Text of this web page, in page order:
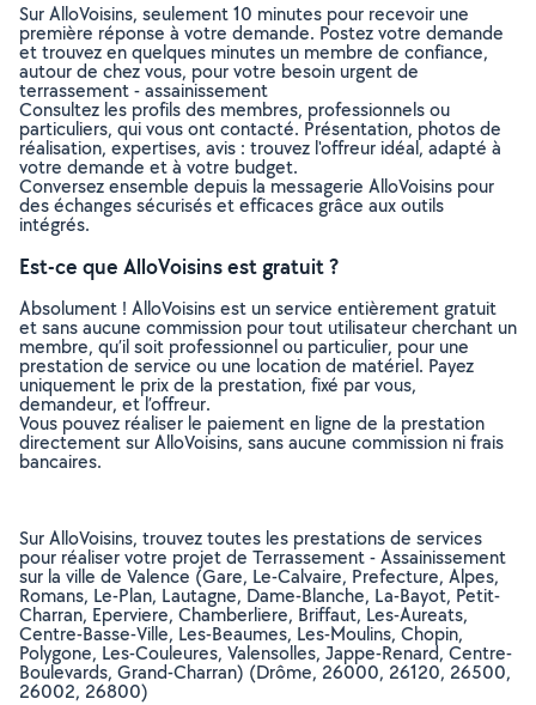
Sur AlloVoisins, seulement 10 minutes pour recevoir une
première réponse à votre demande. Postez votre demande
et trouvez en quelques minutes un membre de confiance,
autour de chez vous, pour votre besoin urgent de
terrassement - assainissement
Consultez les profils des membres, professionnels ou
particuliers, qui vous ont contacté. Présentation, photos de
réalisation, expertises, avis : trouvez l'offreur idéal, adapté à
votre demande et à votre budget.
Conversez ensemble depuis la messagerie AlloVoisins pour
des échanges sécurisés et efficaces grâce aux outils
intégrés.
Est-ce que AlloVoisins est gratuit ?
Absolument ! AlloVoisins est un service entièrement gratuit
et sans aucune commission pour tout utilisateur cherchant un
membre, qu’il soit professionnel ou particulier, pour une
prestation de service ou une location de matériel. Payez
uniquement le prix de la prestation, fixé par vous,
demandeur, et l’offreur.
Vous pouvez réaliser le paiement en ligne de la prestation
directement sur AlloVoisins, sans aucune commission ni frais
bancaires.
Sur AlloVoisins, trouvez toutes les prestations de services
pour réaliser votre projet de Terrassement - Assainissement
sur la ville de Valence (Gare, Le-Calvaire, Prefecture, Alpes,
Romans, Le-Plan, Lautagne, Dame-Blanche, La-Bayot, Petit-
Charran, Eperviere, Chamberliere, Briffaut, Les-Aureats,
Centre-Basse-Ville, Les-Beaumes, Les-Moulins, Chopin,
Polygone, Les-Couleures, Valensolles, Jappe-Renard, Centre-
Boulevards, Grand-Charran) (Drôme, 26000, 26120, 26500,
26002, 26800)